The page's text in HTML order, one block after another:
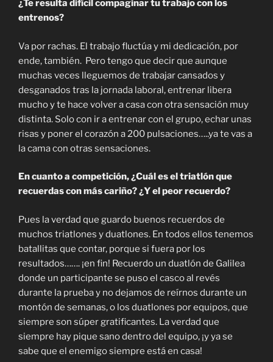
¿Te resulta difícil compaginar tu trabajo con los
entrenos?
Va por rachas. El trabajo fluctúa y mi dedicación, por
ende, también. Pero tengo que decir que aunque
muchas veces lleguemos de trabajar cansados y
desganados tras la jornada laboral, entrenar libera
mucho y te hace volver a casa con otra sensación muy
distinta. Solo con ir a entrenar con el grupo, echar unas
risas y poner el corazón a 200 pulsaciones…..ya te vas a
la cama con otras sensaciones.
En cuanto a competición, ¿Cuál es el triatlón que
recuerdas con más cariño? ¿Y el peor recuerdo?
Pues la verdad que guardo buenos recuerdos de
muchos triatlones y duatlones. En todos ellos tenemos
batallitas que contar, porque si fuera por los
resultados……. ¡en fin! Recuerdo un duatlón de Galilea
donde un participante se puso el casco al revés
durante la prueba y no dejamos de reírnos durante un
montón de semanas, o los duatlones por equipos, que
siempre son súper gratificantes. La verdad que
siempre hay pique sano dentro del equipo, ¡y ya se
sabe que el enemigo siempre está en casa!